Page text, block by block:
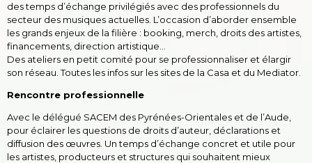
des temps d’échange privilégiés avec des professionnels du
secteur des musiques actuelles. L’occasion d’aborder ensemble
les grands enjeux de la filière : booking, merch, droits des artistes,
financements, direction artistique…
Des ateliers en petit comité pour se professionnaliser et élargir
son réseau. Toutes les infos sur les sites de la Casa et du Mediator.
Rencontre professionnelle
Avec le délégué SACEM des Pyrénées-Orientales et de l’Aude,
pour éclairer les questions de droits d’auteur, déclarations et
diffusion des œuvres. Un temps d’échange concret et utile pour
les artistes, producteurs et structures qui souhaitent mieux